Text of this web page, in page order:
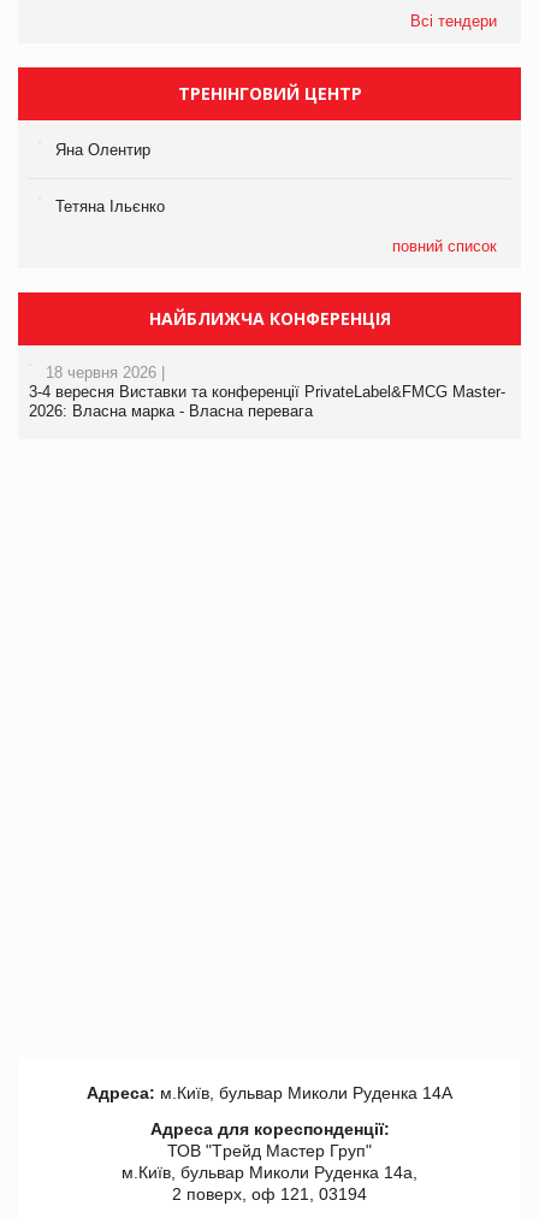
Всі тендери
ТРЕНІНГОВИЙ ЦЕНТР
Яна Олентир
Тетяна Ільєнко
повний список
НАЙБЛИЖЧА КОНФЕРЕНЦІЯ
18 червня 2026 |
3-4 вересня Виставки та конференції PrivateLabel&FMCG Master-
2026: Власна марка - Власна перевага
Адреса: м.Київ, бульвар Миколи Руденка 14А
Адреса для кореспонденції:
ТОВ "Tрейд Мастер Груп"
м.Київ, бульвар Миколи Руденка 14а,
2 поверх, оф 121, 03194